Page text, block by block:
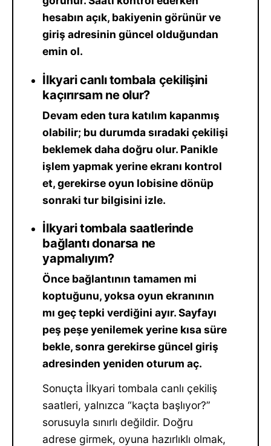
hesabın açık, bakiyenin görünür ve
giriş adresinin güncel olduğundan
emin ol.
İlkyari canlı tombala çekilişini
kaçırırsam ne olur?
Devam eden tura katılım kapanmış
olabilir; bu durumda sıradaki çekilişi
beklemek daha doğru olur. Panikle
işlem yapmak yerine ekranı kontrol
et, gerekirse oyun lobisine dönüp
sonraki tur bilgisini izle.
İlkyari tombala saatlerinde
bağlantı donarsa ne
yapmalıyım?
Önce bağlantının tamamen mi
koptuğunu, yoksa oyun ekranının
mı geç tepki verdiğini ayır. Sayfayı
peş peşe yenilemek yerine kısa süre
bekle, sonra gerekirse güncel giriş
adresinden yeniden oturum aç.
Sonuçta İlkyari tombala canlı çekiliş
saatleri, yalnızca “kaçta başlıyor?”
sorusuyla sınırlı değildir. Doğru
adrese girmek, oyuna hazırlıklı olmak,